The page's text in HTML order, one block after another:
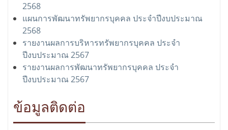
2568
แผนการพัฒนาทรัพยากรบุคคล ประจำปีงบประมาณ
2568
รายงานผลการบริหารทรัพยากรบุคคล ประจำ
ปีงบประมาณ 2567
รายงานผลการพัฒนาทรัพยากรบุคคล ประจำ
ปีงบประมาณ 2567
ข้อมูลติดต่อ